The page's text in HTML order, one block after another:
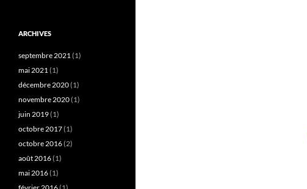
ARCHIVES
septembre 2021(1)
mai 2021(1)
décembre 2020(1)
novembre 2020(1)
juin 2019(1)
octobre 2017(1)
octobre 2016(2)
août 2016(1)
mai 2016(1)